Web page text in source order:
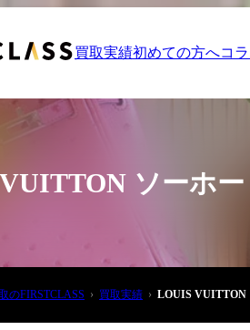
買取実績初めての方へコ
5890
ソーホ
のFIRSTCLASS 買取実績 LOUIS VUITTON